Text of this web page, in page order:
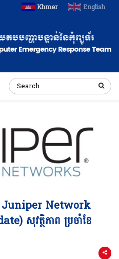
Khmer English
Juniper Network
សុវត្ថិភាព ប្រចាំខែ